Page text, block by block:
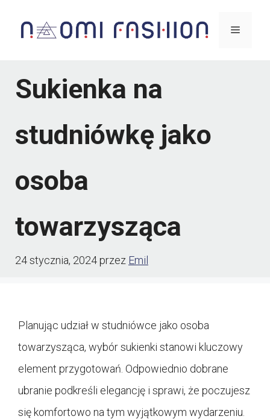
Menu
Sukienka na
studniówkę jako
osoba
towarzysząca
24 stycznia, 2024przez Emil
Planując udział w studniówce jako osoba
towarzysząca, wybór sukienki stanowi kluczowy
element przygotowań. Odpowiednio dobrane
ubranie podkreśli elegancję i sprawi, że poczujesz
się komfortowo na tym wyjątkowym wydarzeniu.